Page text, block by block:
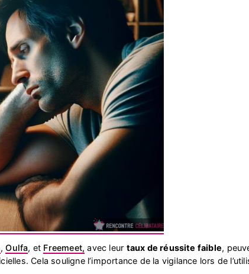
,Oulfa, et Freemeet, avec leur taux de réussite faible,
Cela souligne l’importance de la vigilance lors de